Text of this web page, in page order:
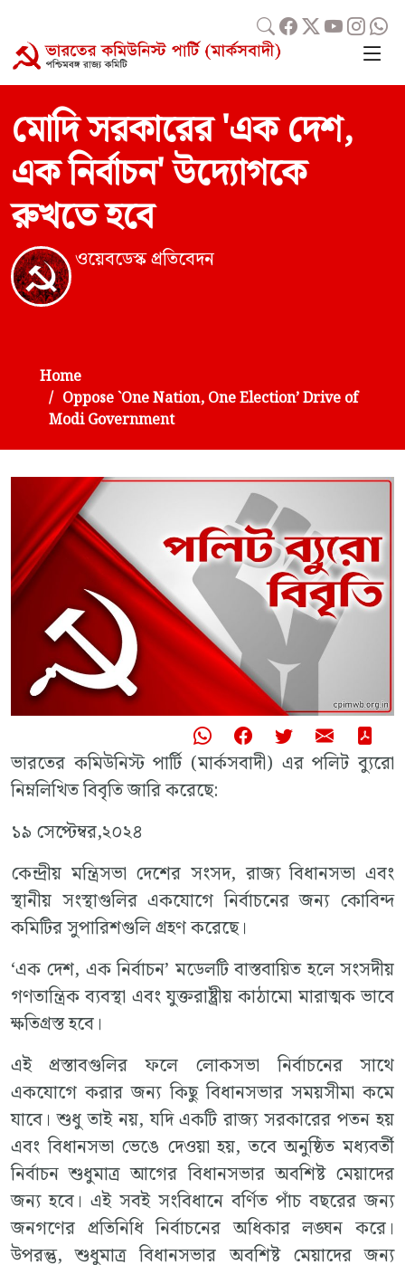
মোদি সরকারের 'এক দেশ,
এক নির্বাচন' উদ্যোগকে
রুখতে হবে
ওয়েবডেস্ক প্রতিবেদন
Home
Oppose `One Nation, One Election’ Drive of
Modi Government
ভারতের কমিউনিস্ট পার্টি (মার্কসবাদী) এর পলিট ব্যুরো
নিম্নলিখিত বিবৃতি জারি করেছে:
১৯ সেপ্টেম্বর,২০২৪
কেন্দ্রীয় মন্ত্রিসভা দেশের সংসদ, রাজ্য বিধানসভা এবং
স্থানীয় সংস্থাগুলির একযোগে নির্বাচনের জন্য কোবিন্দ
কমিটির সুপারিশগুলি গ্রহণ করেছে।
‘এক দেশ, এক নির্বাচন’ মডেলটি বাস্তবায়িত হলে সংসদীয়
গণতান্ত্রিক ব্যবস্থা এবং যুক্তরাষ্ট্রীয় কাঠামো মারাত্মক ভাবে
ক্ষতিগ্রস্ত হবে।
এই প্রস্তাবগুলির ফলে লোকসভা নির্বাচনের সাথে
একযোগে করার জন্য কিছু বিধানসভার সময়সীমা কমে
যাবে। শুধু তাই নয়, যদি একটি রাজ্য সরকারের পতন হয়
এবং বিধানসভা ভেঙে দেওয়া হয়, তবে অনুষ্ঠিত মধ্যবর্তী
নির্বাচন শুধুমাত্র আগের বিধানসভার অবশিষ্ট মেয়াদের
জন্য হবে। এই সবই সংবিধানে বর্ণিত পাঁচ বছরের জন্য
জনগণের প্রতিনিধি নির্বাচনের অধিকার লঙ্ঘন করে।
উপরন্তু, শুধুমাত্র বিধানসভার অবশিষ্ট মেয়াদের জন্য